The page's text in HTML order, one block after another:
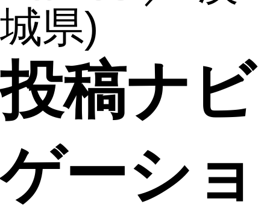
城県)
投稿ナビ
ゲーショ